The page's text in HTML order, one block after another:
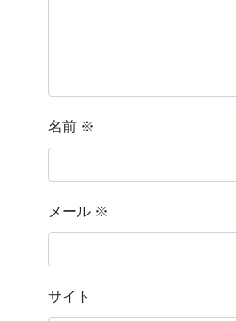
名前 ※
メール ※
サイト